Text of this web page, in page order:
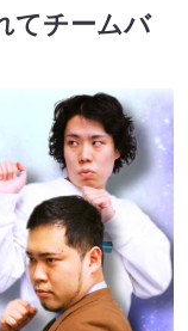
てチームバ